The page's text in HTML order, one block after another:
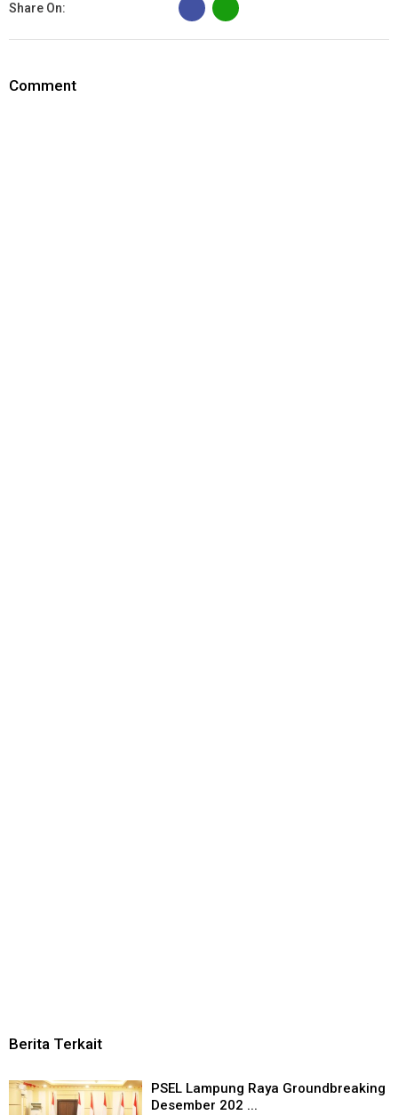
Share On:
Comment
Berita Terkait
PSEL Lampung Raya Groundbreaking
Desember 202 ...